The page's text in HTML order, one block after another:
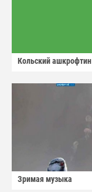
Кольский ашкрофтин
Зримая музыка